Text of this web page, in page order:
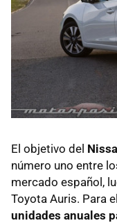
El objetivo del
número uno entre
mercado español,
Toyota Auris. Para
unidades anuales